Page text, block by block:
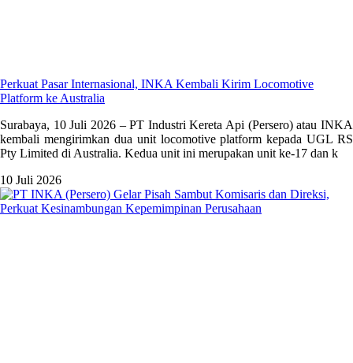
Perkuat Pasar Internasional, INKA Kembali Kirim Locomotive
Platform ke Australia
Surabaya, 10 Juli 2026 – PT Industri Kereta Api (Persero) atau INKA
kembali mengirimkan dua unit locomotive platform kepada UGL RS
Pty Limited di Australia. Kedua unit ini merupakan unit ke-17 dan k
10 Juli 2026